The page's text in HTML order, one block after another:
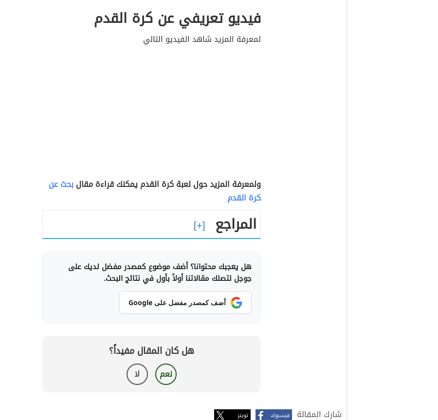
فيديو تعريفي عن كرة القدم
لمعرفة المزيد شاهد الفيديو التالي
ولمعرفة المزيد حول لعبة كرة القدم يمكنك قراءة مقالبحث عن
كرة القدم
المراجع
هل يعجبك محتوانا؟ أضف موضوع كمصدر مفضل لديك على
جوجل لتصلك مقالاتنا أولاً بأول في نتائج البحث.
أضف كمصدر مفضل على Google
هل كان المقال مفيداً؟
نعم لا
شارك المقالة فيسبوك تويتر